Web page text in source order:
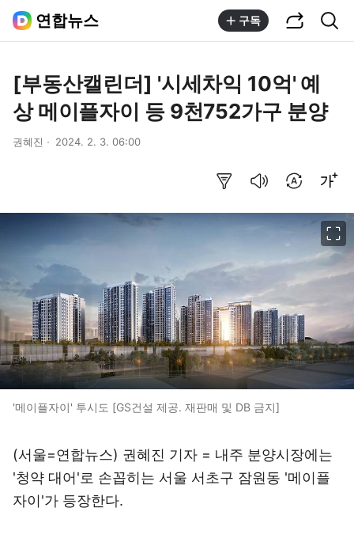
연합뉴스 구독
[부동산캘린더] '시세차익 10억' 예
상 메이플자이 등 9천752가구 분양
권혜진 2024. 2. 3. 06:00
'메이플자이' 투시도 [GS건설 제공. 재판매 및 DB 금지]
(서울=연합뉴스) 권혜진 기자 = 내주 분양시장에는
'청약 대어'로 손꼽히는 서울 서초구 잠원동 '메이플
자이'가 등장한다.